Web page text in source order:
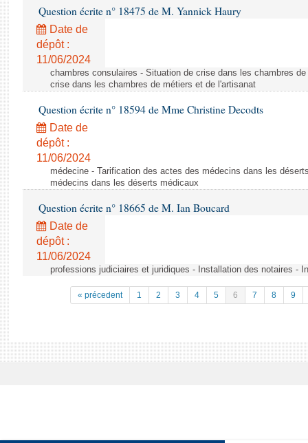
Question écrite n° 18475 de M. Yannick Haury
Date de
dépôt :
11/06/2024
chambres consulaires - Situation de crise dans les chambres
crise dans les chambres de métiers et de l'artisanat
Question écrite n° 18594 de Mme Christine Decodts
Date de
dépôt :
11/06/2024
médecine - Tarification des actes des médecins dans les
médecins dans les déserts médicaux
Question écrite n° 18665 de M. Ian Boucard
Date de
dépôt :
11/06/2024
professions judiciaires et juridiques - Installation des notaires -
« précedent 1 2 3 4 5 6 7 8 9